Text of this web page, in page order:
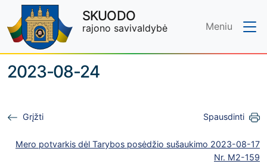
Skip to main content
SKUODO
rajono savivaldybė Meniu
2023-08-24
Grįžti Spausdinti
Mero potvarkis dėl Tarybos posėdžio sušaukimo 2023-08-17
Nr. M2-159